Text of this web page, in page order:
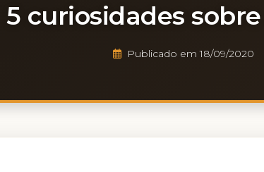
5 curiosidades
Publicado em 18/09/2020